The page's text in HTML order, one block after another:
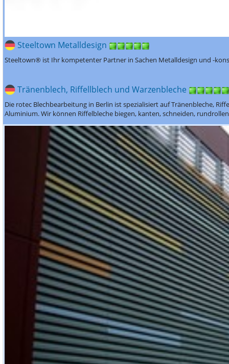
Steeltown Metalldesign
Steeltown® ist Ihr kompetenter Partner in Sachen Metalldesign und -
Tränenblech, Riffellblech und Warzenbleche
Die rotec Blechbearbeitung in Berlin ist spezialisiert auf Tränenbleche,
Aluminium. Wir können Riffelbleche biegen, kanten, schneiden,